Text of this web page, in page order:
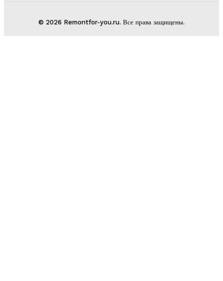
© 2026 Remontfor-you.ru. Все права защищены.